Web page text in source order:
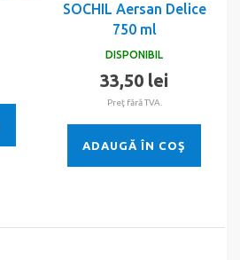
SOCHIL Aersan Delice
750 ml
DISPONIBIL
33,50 lei
Preţ fără TVA.
ADAUGĂ ÎN COŞ